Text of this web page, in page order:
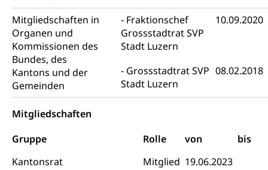
Mitgliedschaften in
Organen und
Kommissionen des
Bundes, des
Kantons und der
Gemeinden
Fraktionschef
Grossstadtrat SVP
Stadt Luzern
10.09.2020
Grossstadtrat SVP
Stadt Luzern
08.02.2018
Mitgliedschaften
Gruppe
Rolle von
bis
Kantonsrat
Mitglied 19.06.2023
Gesundheitsförderung
Prävention (Polizei)
Gesundheitsversorgung
Arbeitslosenversicherung,
Mutterschaftsversicherung, Krankenversicherung,
Unfallversicherung, Invalidenversicherung,
Sozialhilfe
Kranken- und Unfallversicherung
(gruezi.lu.ch)
Krankenversicherung (WAS Luzern)
Existenzsicherung - Sozialhilfe
Soziales und Gesellschaft (Dienststelle)
Opferhilfe
Sucht und Drogen
Drogenabhängigkeit, Drogensucht,
Medikamentenabhängigkeit,
Arzneimittelabhängigkeit, Suchtkrankheit,
Drogenabhängige, Drogensüchtige,
Betäubungsmittel, Suchtmittel, Psychopharmaka
Fachstelle Sucht Region Luzern
Gesundheitsversorgung